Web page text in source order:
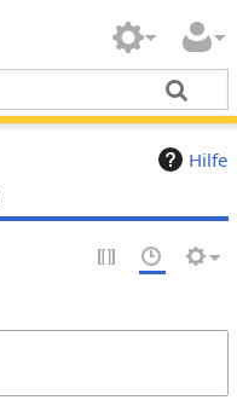
Hilfe